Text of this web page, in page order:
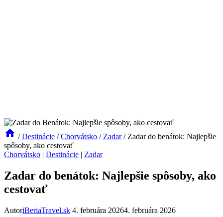
/ Destinácie / Chorvátsko / Zadar / Zadar do benátok: Najlepšie
spôsoby, ako cestovať
Chorvátsko | Destinácie | Zadar
Zadar do benátok: Najlepšie spôsoby, ako
cestovať
AutoriBeriaTravel.sk 4. februára 20264. februára 2026